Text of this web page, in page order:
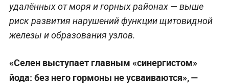
удалённых от моря и горных районах — выше
риск развития нарушений функции щитовидной
железы и образования узлов.
«Селен выступает главным «синергистом»
йода: без него гормоны не усваиваются», —